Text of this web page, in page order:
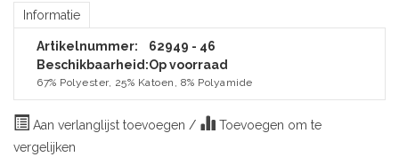
Informatie
Artikelnummer:
62949 - 46
Beschikbaarheid:Op voorraad
67% Polyester, 25% Katoen, 8% Polyamide
Aan verlanglijst toevoegen /
Toevoegen om te
vergelijken